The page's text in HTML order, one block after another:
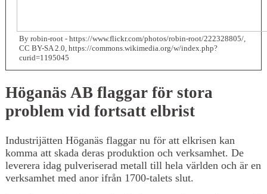
By robin-root - https://www.flickr.com/photos/robin-root/222328805/,
CC BY-SA 2.0, https://commons.wikimedia.org/w/index.php?
curid=1195045
Höganäs AB flaggar för stora
problem vid fortsatt elbrist
Industrijätten Höganäs flaggar nu för att elkrisen kan
komma att skada deras produktion och verksamhet. De
leverera idag pulveriserad metall till hela världen och är en
verksamhet med anor ifrån 1700-talets slut.